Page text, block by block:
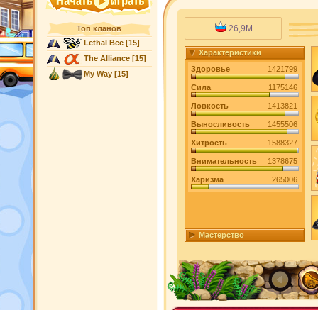
Топ кланов
Lethal Bee[15]
The Alliance[15]
My Way[15]
26,9M
Характеристики
Здоровье
1421799
Сила 1175146
Ловкость 1413821
Выносливость 1455506
Хитрость 1588327
Внимательность 1378675
Харизма 265006
Мастерство